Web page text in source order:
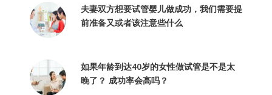
夫妻双方想要试管婴儿做成功，我们需要提
前准备又或者该注意些什么
如果年龄到达40岁的女性做试管是不是太
晚了？ 成功率会高吗？